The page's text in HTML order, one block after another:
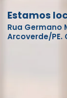
Estamos
Rua Germano
Arcoverde/PE.